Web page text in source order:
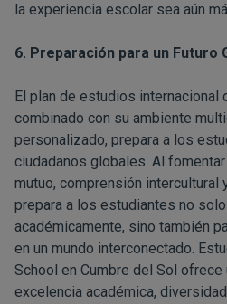
la experiencia escolar sea aún
6. Preparación para un Futuro
El plan de estudios internacional
combinado con su ambiente
personalizado, prepara a los
ciudadanos globales. Al
mutuo, comprensión intercultural
prepara a los estudiantes no
académicamente, sino también
en un mundo interconectado.
School en Cumbre del Sol ofrece
excelencia académica,